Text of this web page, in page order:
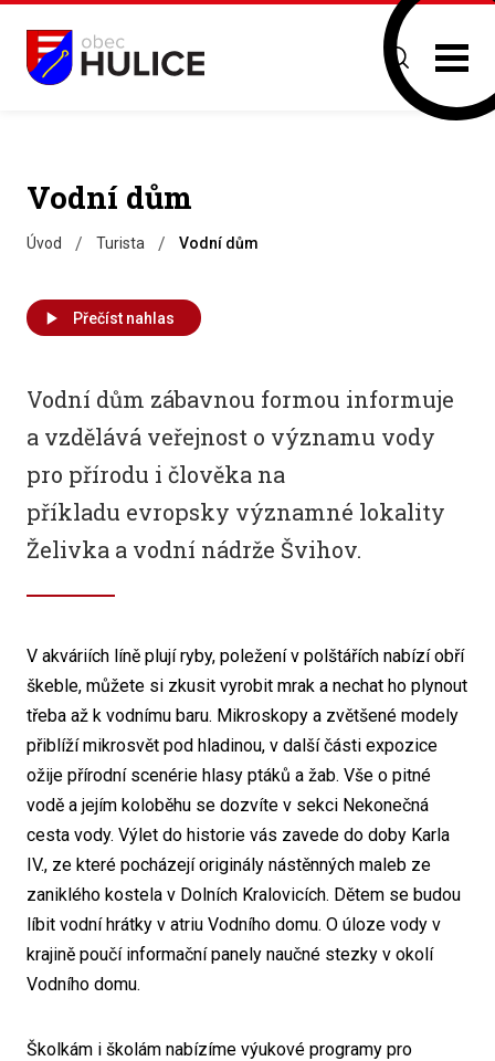
Vodní dům
Úvod / Turista / Vodní dům
Přečíst nahlas
Vodní dům zábavnou formou informuje
a vzdělává veřejnost o významu vody
pro přírodu i člověka na
příkladu evropsky významné lokality
Želivka a vodní nádrže Švihov.
V akváriích líně plují ryby, poležení v polštářích nabízí obří
škeble, můžete si zkusit vyrobit mrak a nechat ho plynout
třeba až k vodnímu baru. Mikroskopy a zvětšené modely
přiblíží mikrosvět pod hladinou, v další části expozice
ožije přírodní scenérie hlasy ptáků a žab. Vše o pitné
vodě a jejím koloběhu se dozvíte v sekci Nekonečná
cesta vody. Výlet do historie vás zavede do doby Karla
IV., ze které pocházejí originály nástěnných maleb ze
zaniklého kostela v Dolních Kralovicích. Dětem se budou
líbit vodní hrátky v atriu Vodního domu. O úloze vody v
krajině poučí informační panely naučné stezky v okolí
Vodního domu.
Školkám i školám nabízíme výukové programy pro